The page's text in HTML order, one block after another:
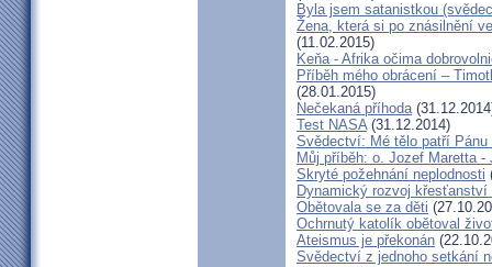
Byla jsem satanistkou
Žena, která si po znásilnění
(11.02.2015)
Keňa - Afrika očima
Příběh mého obrácení –
(28.01.2015)
Nečekaná příhoda
Test NASA(31.12.2014)
Svědectví: Mé tělo patří
Můj příběh: o. Jozef Maretta
Skryté požehnání neplodnosti
Dynamický rozvoj křesťanství
Obětovala se za děti
Ochrnutý katolík obětoval
Ateismus je překonán
Svědectví z jednoho setkání